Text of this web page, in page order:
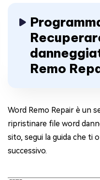
Remo
Word Remo Repair è un
ripristinare file word
sito, segui la guida che ti
successivo.